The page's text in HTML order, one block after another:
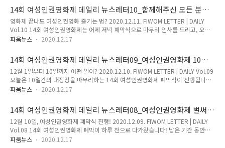
성인권영화제 2020.12.1-10 공지사항 Home - 커뮤니티 - 공
지사항 15회 여성인권영화제(FIWOM 2021) 출품작 공모 안내
조회수 : 44 등록일 : 2021-05-20... fiwom.org 여성인권영화
제(Film Festival for Women's rights)는 일상적으로 일어나는
여성폭력의 현실과 심각성을 알리고 피해자의 생존과 치유를 지
올해로 ..
14회 여성인권영화제 데일리 뉴스레터10_함께해주신 모든 분들
께 감사드립니다!
영화제 끝나도 여성인권영화 즐기는 법? 2020.12.11. FIWOM LETTER | DAILY
Vol.10 14회 여성인권영화제는 어제 저녁 폐막식으로 마무리 인사를 드리고, 오늘
마지막 뉴스레터로 찾아왔습니다! 😥 길다고 느꼈던 10일의 시간이었는데 이렇게
게 힘을 얻었습니다. 함께해주신 모든 분들과 무엇보다 영화제를 열정적으로 즐겨주
신 관객분들에게 감사 인사를 드립니다. 🙇‍♀️ 끝이 나서 너무 아쉬우시다고요? 오늘 뉴
스레터에서 역대 상영작을 다시 보실 수 있는 방법을 알려드리니 놓치지 마세요:) 14
회 여성인권영화제 폐막식을 여성인권영화제 유튜브 채널에서 다시 볼 수 있어요. 👏
10일간 진행된 영화제를 숫자로 살펴..
피움뉴스 2020.12.17
14회 여성인권영화제 데일리 뉴스레터09_여성인권영화제 10일
간 대장정의 마무리
12월 1일부터 10일까지 어떤 일이? 2020.12.10. FIWOM LETTER | DAILY Vol.09
오늘은 10일간의 대장정을 마무리하는 14회 여성인권영화제 폐막식이 진행됩니다!
저녁 7시에 여성인권영화제 유튜브 생중계로 만나요. 💕 오늘 6시까지 상영하는 영
요일 저녁 7시, 여성인권영화제 유튜브 채널에서 진행됩니다. 👏 마지막 기회! 오늘
오후 6시까지 보실 수 있는 상영작을 온라인 상영관에서 지금 바로 관람하세요! 지금
까지 진행된 GV와 피움톡톡은 여성인권영화제 유튜브 채널에서 보실 수 있어요. 👀
온라인 무료 상영으로 진행되는 여성인권영화제는여러분의 후원과 참여로 만들어집
니다. 여성인권영화제 밀어주기🤛 ..
피움뉴스 2020.12.17
14회 여성인권영화제 데일리 뉴스레터08_여성인권영화제 벌써
폐막한다고요?!
12월 10일, 여성인권영화제 폐막식 진행! 2020.12.09. FIWOM LETTER | DAILY
Vol.08 14회 여성인권영화제 폐막이 하루 전으로 다가왔습니다! 남은 기간 동안에
도 많이 관람해 주세요:) 12월 10일 목요일 저녁 7시에는 폐막식이 진행됩니다. 함께
피움뉴스 2020.12.17